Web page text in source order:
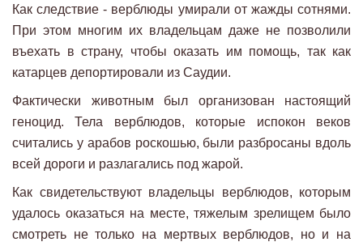
Как следствие - верблюды умирали от жажды сотнями.
При этом многим их владельцам даже не позволили
въехать в страну, чтобы оказать им помощь, так как
катарцев депортировали из Саудии.
Фактически животным был организован настоящий
геноцид. Тела верблюдов, которые испокон веков
считались у арабов роскошью, были разбросаны вдоль
всей дороги и разлагались под жарой.
Как свидетельствуют владельцы верблюдов, которым
удалось оказаться на месте, тяжелым зрелищем было
смотреть не только на мертвых верблюдов, но и на